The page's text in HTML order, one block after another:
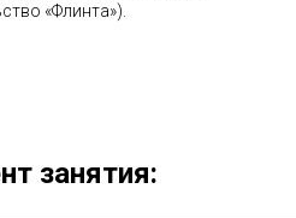
«Флинта»).
занятия: